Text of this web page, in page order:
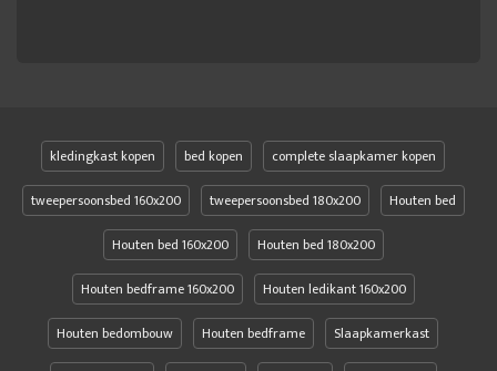
kledingkast kopen bed kopen
complete slaapkamer kopen
tweepersoonsbed 160x200
tweepersoonsbed 180x200
Houten bed
Houten bed 160x200
Houten bed 180x200
Houten bedframe 160x200
Houten ledikant 160x200
Houten bedombouw
Houten bedframe
Slaapkamerkast